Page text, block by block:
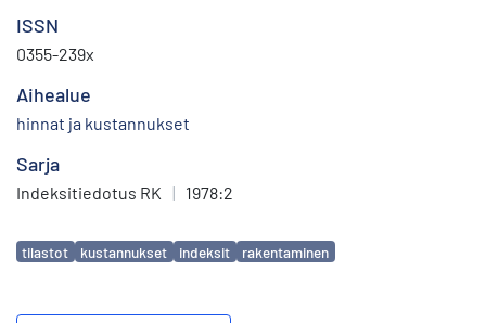
ISSN
0355-239x
Aihealue
hinnat ja kustannukset
Sarja
Indeksitiedotus RK | 1978:2
Avainsanat
tilastot kustannukset indeksit rakentaminen